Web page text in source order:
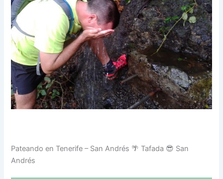
Pateando en Tenerife – San Andrés 🌴 Tafada 😎 San
Andrés